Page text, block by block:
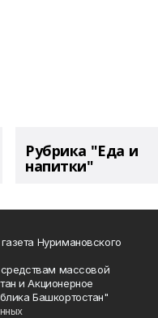
Рубрика "Еда и
напитки"
Нуримановского
средствам массовой
и Акционерное
Башкортостан"